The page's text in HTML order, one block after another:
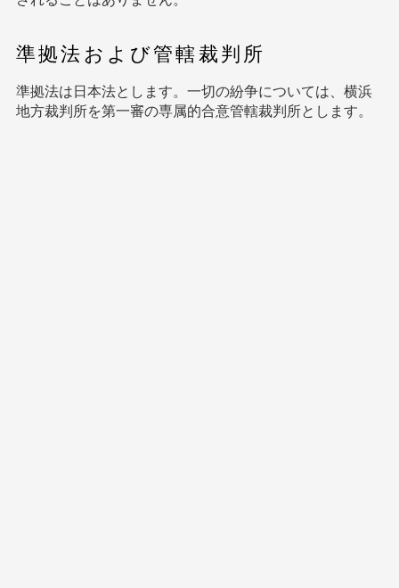
準拠法および管轄裁判所
準拠法は日本法とします。一切の紛争については、横浜
地方裁判所を第一審の専属的合意管轄裁判所とします。